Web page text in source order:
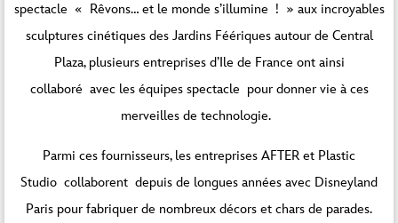
spectacle « Rêvons… et le monde s’illumine ! » aux incroyables
sculptures cinétiques des Jardins Féériques autour de Central
Plaza, plusieurs entreprises d’Ile de France ont ainsi
collaboré avec les équipes spectacle pour donner vie à ces
merveilles de technologie.
Parmi ces fournisseurs, les entreprises AFTER et Plastic
Studio collaborent depuis de longues années avec Disneyland
Paris pour fabriquer de nombreux décors et chars de parades.